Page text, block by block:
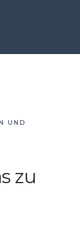
UND
zu